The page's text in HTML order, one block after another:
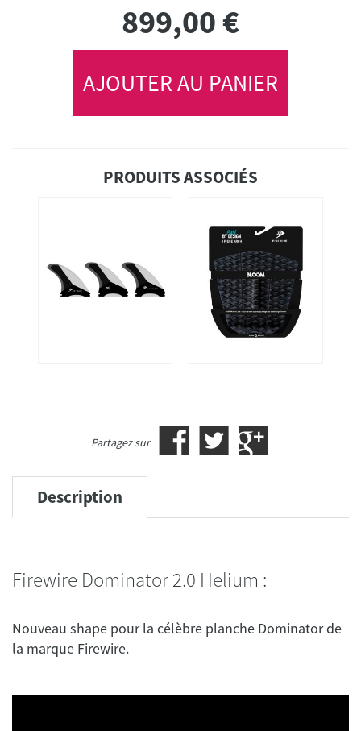
899,00€
AJOUTER AU PANIER
PRODUITS ASSOCIÉS
Partagez sur
Description
Firewire Dominator 2.0 Helium :
Nouveau shape pour la célèbre planche Dominator de